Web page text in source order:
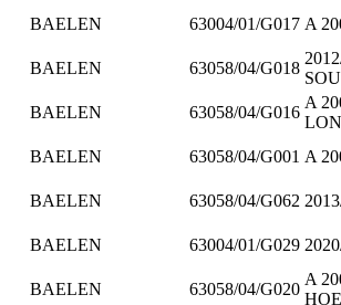
BAELEN 63004/01/G017 A
BAELEN 63058/04/G018
BAELEN 63058/04/G016
A
BAELEN 63058/04/G001 A
BAELEN 63058/04/G062
BAELEN 63004/01/G029
BAELEN 63058/04/G020
A